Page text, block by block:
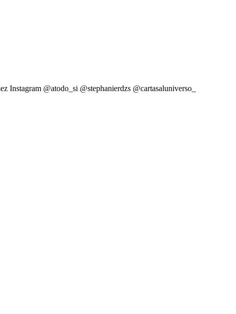
Instagram @atodo_si @stephanierdzs @cartasaluniverso_